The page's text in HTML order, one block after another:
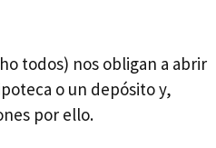
todos) nos obligan a abrir
o un depósito y,
por ello.